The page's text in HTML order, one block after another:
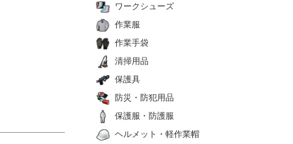
ワークシューズ
作業服
作業手袋
清掃用品
保護具
防災・防犯用品
保護服・防護服
ヘルメット・軽作業帽